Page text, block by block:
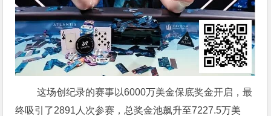
这场创纪录的赛事以6000万美金保底奖金开启，最
终吸引了2891人次参赛，总奖金池飙升至7227.5万美